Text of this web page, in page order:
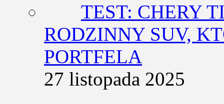
TEST: CHERY
RODZINNY SUV,
PORTFELA
27 listopada 2025